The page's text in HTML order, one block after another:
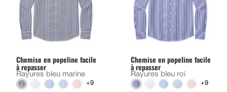
Chemise en popeline facile
à repasser
Rayures bleu marine
+9
Chemise en popeline facile
à repasser
Rayures bleu roi
+9